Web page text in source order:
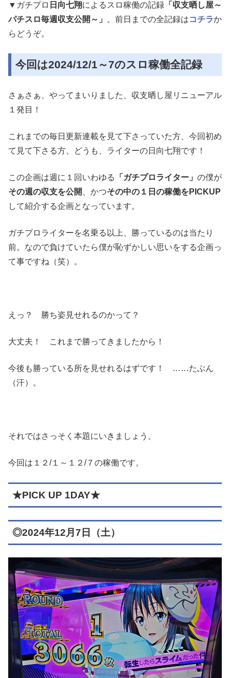
▼ガチプロ 日向七翔によるスロ稼働の記録 「収支晒し屋～
パチスロ毎週収支公開～」
。前日までの全記録はコチラか
らどうぞ。
今回は2024/12/1～7のスロ稼働全記録
さぁさぁ、やってまいりました、収支晒し屋リニューアル
１発目！
これまでの毎日更新連載を見て下さっていた方、今回初め
て見て下さる方、どうも、ライターの日向七翔です！
この企画は週に１回いわゆる 「ガチプロライター」 の僕が
その週の収支を公開
、かつその中の１日の稼働をPICKUP
して紹介する企画となっています。
ガチプロライターを名乗る以上、勝っているのは当たり
前。なので負けていたら僕が恥ずかしい思いをする企画っ
て事ですね（笑）。
えっ？ 勝ち姿見せれるのかって？
大丈夫！ これまで勝ってきましたから！
今後も勝っている所を見せれるはずです！ ……たぶん
（汗）。
それではさっそく本題にいきましょう。
今回は１２/１～１２/７の稼働です。
★PICK UP 1DAY★
◎2024年12月7日（土）